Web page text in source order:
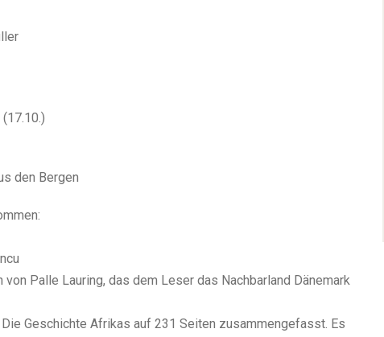
den Bergen
Palle Lauring, das dem Leser das Nachbarland Dänemark
Geschichte Afrikas auf 231 Seiten zusammengefasst. Es